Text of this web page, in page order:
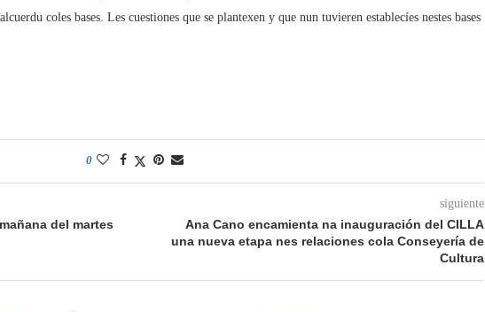
coles bases. Les cuestiones que se plantexen y que nun tuvieren establecíes nestes bases
0
del martes
siguiente
Ana Cano encamienta na inauguración del CILLA
una nueva etapa nes relaciones cola Conseyería de
Cultura